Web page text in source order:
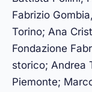
Fabrizio
Torino; Ana
Fondazione
storico; Andrea
Piemonte;